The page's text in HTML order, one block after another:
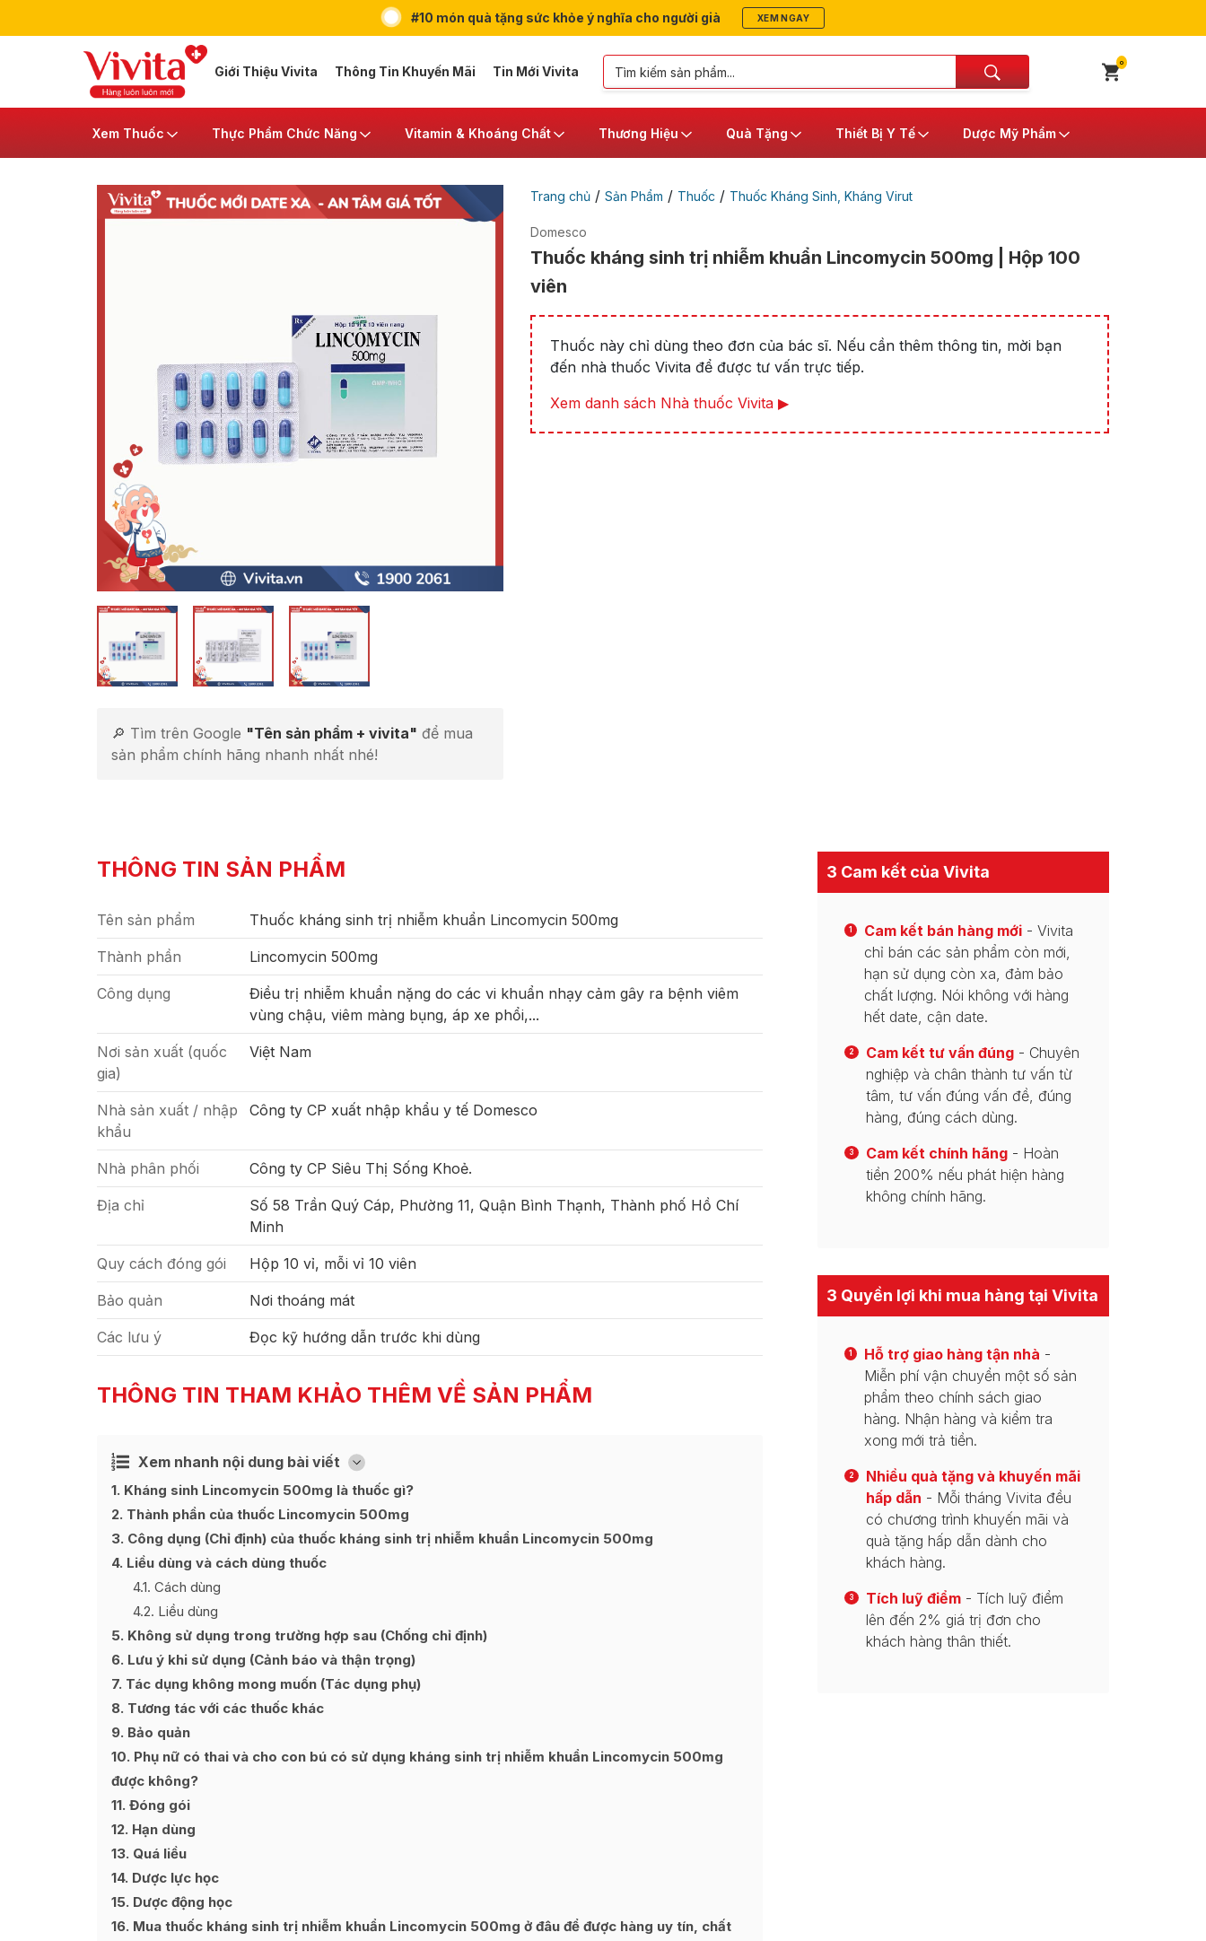
#10 món quà tặng sức khỏe ý nghĩa cho người già XEM NGAY
Giới Thiệu Vivita Thông Tin Khuyến Mãi Tin Mới Vivita
0
Xem Thuốc Thực Phẩm Chức Năng Vitamin & Khoáng Chất Thương Hiệu Quà Tặng Thiết Bị Y Tế Dược Mỹ Phẩm
🔎 Tìm trên Google "Tên sản phẩm + vivita" để mua
sản phẩm chính hãng nhanh nhất nhé!
Trang chủ/ Sản Phẩm / Thuốc / Thuốc Kháng Sinh, Kháng Virut
Domesco
Thuốc kháng sinh trị nhiễm khuẩn Lincomycin 500mg | Hộp 100
viên
Thuốc này chỉ dùng theo đơn của bác sĩ. Nếu cần thêm thông tin, mời bạn
đến nhà thuốc Vivita để được tư vấn trực tiếp.
Xem danh sách Nhà thuốc Vivita ▶
THÔNG TIN SẢN PHẨM
Tên sản phẩm Thuốc kháng sinh trị nhiễm khuẩn Lincomycin 500mg
Thành phần Lincomycin 500mg
Công dụng
Điều trị nhiễm khuẩn nặng do các vi khuẩn nhạy cảm gây ra bệnh viêm
vùng chậu, viêm màng bụng, áp xe phổi,...
Nơi sản xuất (quốc
gia)
Việt Nam
Nhà sản xuất / nhập
khẩu
Công ty CP xuất nhập khẩu y tế Domesco
Nhà phân phối Công ty CP Siêu Thị Sống Khoẻ.
Địa chỉ
Số 58 Trần Quý Cáp, Phường 11, Quận Bình Thạnh, Thành phố Hồ Chí
Minh
Quy cách đóng gói Hộp 10 vỉ, mỗi vỉ 10 viên
Bảo quản Nơi thoáng mát
Các lưu ý Đọc kỹ hướng dẫn trước khi dùng
THÔNG TIN THAM KHẢO THÊM VỀ SẢN PHẨM
Xem nhanh nội dung bài viết [
Ẩn
1 Kháng sinh Lincomycin 500mg là thuốc gì?
2 Thành phần của thuốc Lincomycin 500mg
3 Công dụng (Chỉ định) của thuốc kháng sinh trị nhiễm khuẩn Lincomycin 500mg
4 Liều dùng và cách dùng thuốc
4.1 Cách dùng
4.2 Liều dùng
5 Không sử dụng trong trường hợp sau (Chống chỉ định)
6 Lưu ý khi sử dụng (Cảnh báo và thận trọng)
7 Tác dụng không mong muốn (Tác dụng phụ)
8 Tương tác với các thuốc khác
9 Bảo quản
10 Phụ nữ có thai và cho con bú có sử dụng kháng sinh trị nhiễm khuẩn Lincomycin 500mg
được không?
11 Đóng gói
12 Hạn dùng
13 Quá liều
14 Dược lực học
15 Dược động học
16 Mua thuốc kháng sinh trị nhiễm khuẩn Lincomycin 500mg ở đâu để được hàng uy tín, chất
3 Cam kết của Vivita
1 Cam kết bán hàng mới - Vivita
chỉ bán các sản phẩm còn mới,
hạn sử dụng còn xa, đảm bảo
chất lượng. Nói không với hàng
hết date, cận date.
2 Cam kết tư vấn đúng - Chuyên
nghiệp và chân thành tư vấn từ
tâm, tư vấn đúng vấn đề, đúng
hàng, đúng cách dùng.
3 Cam kết chính hãng - Hoàn
tiền 200% nếu phát hiện hàng
không chính hãng.
3 Quyền lợi khi mua hàng tại Vivita
1 Hỗ trợ giao hàng tận nhà -
Miễn phí vận chuyển một số sản
phẩm theo chính sách giao
hàng. Nhận hàng và kiểm tra
xong mới trả tiền.
2
Nhiều quà tặng và khuyến mãi
hấp dẫn - Mỗi tháng Vivita đều
có chương trình khuyến mãi và
quà tặng hấp dẫn dành cho
khách hàng.
3 Tích luỹ điểm - Tích luỹ điểm
lên đến 2% giá trị đơn cho
khách hàng thân thiết.